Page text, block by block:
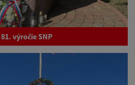
81. výročie SNP